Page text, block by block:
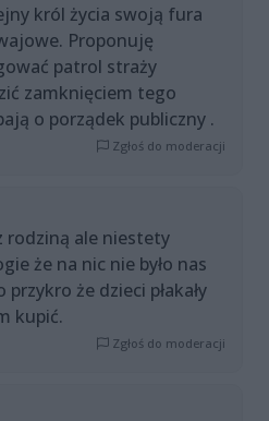
król życia swoją fura
Proponuję
patrol straży
zamknięciem tego
o porządek publiczny .
Zgłoś do moderacji
rodziną ale niestety
że na nic nie było nas
że dzieci płakały
kupić.
Zgłoś do moderacji